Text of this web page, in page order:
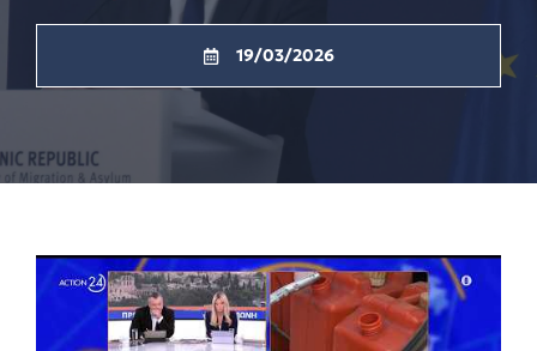
19/03/2026